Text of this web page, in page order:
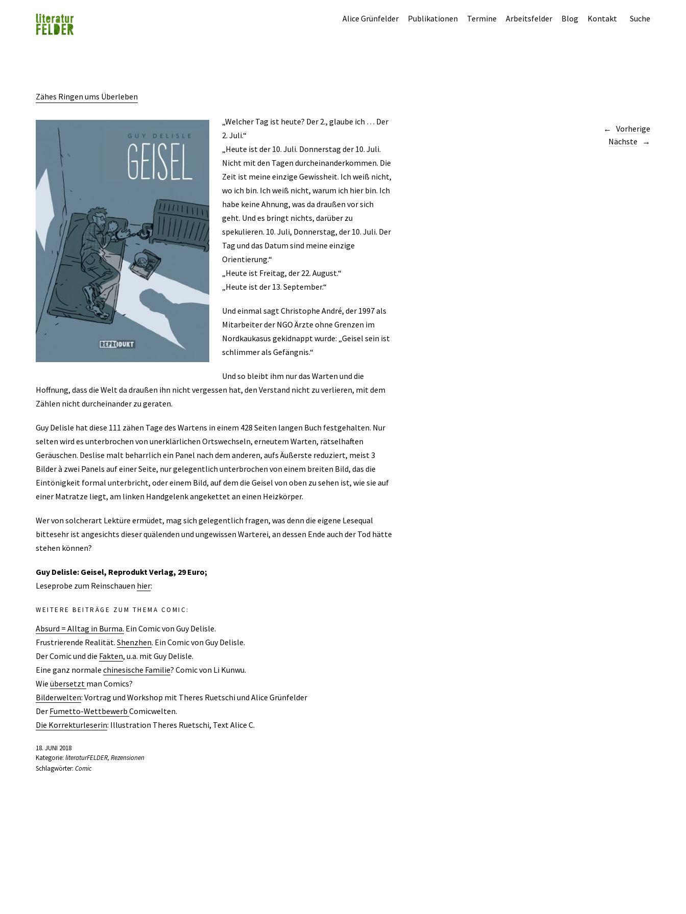
Alice Grünfelder Publikationen Termine Arbeitsfelder Blog Kontakt Suche
Zähes Ringen ums Überleben
„Welcher Tag ist heute? Der 2., glaube ich … Der
2. Juli.“
„Heute ist der 10. Juli. Donnerstag der 10. Juli.
Nicht mit den Tagen durcheinanderkommen. Die
Zeit ist meine einzige Gewissheit. Ich weiß nicht,
wo ich bin. Ich weiß nicht, warum ich hier bin. Ich
habe keine Ahnung, was da draußen vor sich
geht. Und es bringt nichts, darüber zu
spekulieren. 10. Juli, Donnerstag, der 10. Juli. Der
Tag und das Datum sind meine einzige
Orientierung.“
„Heute ist Freitag, der 22. August.“
„Heute ist der 13. September.“
Und einmal sagt Christophe André, der 1997 als
Mitarbeiter der NGO Ärzte ohne Grenzen im
Nordkaukasus gekidnappt wurde: „Geisel sein ist
schlimmer als Gefängnis.“
Und so bleibt ihm nur das Warten und die
Hoffnung, dass die Welt da draußen ihn nicht vergessen hat, den Verstand nicht zu verlieren, mit dem
Zählen nicht durcheinander zu geraten.
Guy Delisle hat diese 111 zähen Tage des Wartens in einem 428 Seiten langen Buch festgehalten. Nur
selten wird es unterbrochen von unerklärlichen Ortswechseln, erneutem Warten, rätselhaften
Geräuschen. Deslise malt beharrlich ein Panel nach dem anderen, aufs Äußerste reduziert, meist 3
Bilder à zwei Panels auf einer Seite, nur gelegentlich unterbrochen von einem breiten Bild, das die
Eintönigkeit formal unterbricht, oder einem Bild, auf dem die Geisel von oben zu sehen ist, wie sie auf
einer Matratze liegt, am linken Handgelenk angekettet an einen Heizkörper.
Wer von solcherart Lektüre ermüdet, mag sich gelegentlich fragen, was denn die eigene Lesequal
bittesehr ist angesichts dieser quälenden und ungewissen Warterei, an dessen Ende auch der Tod hätte
stehen können?
Guy Delisle: Geisel, Reprodukt Verlag, 29 Euro;
Leseprobe zum Reinschauen hier:
WEITERE BEITRÄGE ZUM THEMA COMIC:
Absurd = Alltag in Burma. Ein Comic von Guy Delisle.
Frustrierende Realität. Shenzhen. Ein Comic von Guy Delisle.
Der Comic und die Fakten, u.a. mit Guy Delisle.
Eine ganz normale chinesische Familie? Comic von Li Kunwu.
Wie übersetzt man Comics?
Bilderwelten: Vortrag und Workshop mit Theres Ruetschi und Alice Grünfelder
Der Fumetto-Wettbewerb Comicwelten.
Die Korrekturleserin: Illustration Theres Ruetschi, Text Alice C.
18. JUNI 2018
Kategorie: literaturFELDER, Rezensionen
Schlagwörter: Comic
Vorherige
Nächste